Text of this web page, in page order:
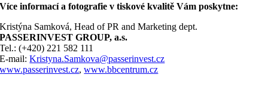
Více informací a fotografie v tiskové kvalitě Vám poskytne:
Kristýna Samková, Head of PR and Marketing dept.
PASSERINVEST GROUP, a.s.
Tel.: (+420) 221 582 111
E-mail:Kristyna.Samkova@passerinvest.cz
www.passerinvest.cz,www.bbcentrum.cz